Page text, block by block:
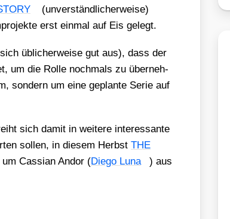
(unver­ständ­li­cher­wei­se)
erst ein­mal auf Eis gelegt.
übli­cher­wei­se gut aus), dass der
um die Rol­le noch­mals zu über­neh­
son­dern um eine geplan­te Serie auf
sich damit in wei­te­re inter­es­san­te
sol­len, in die­sem Herbst THE
Cas­si­an Andor (Die­go Luna
) aus